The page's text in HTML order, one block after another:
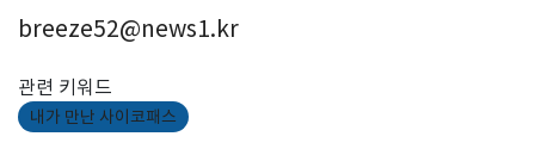
breeze52@news1.kr
관련 키워드
내가 만난 사이코패스